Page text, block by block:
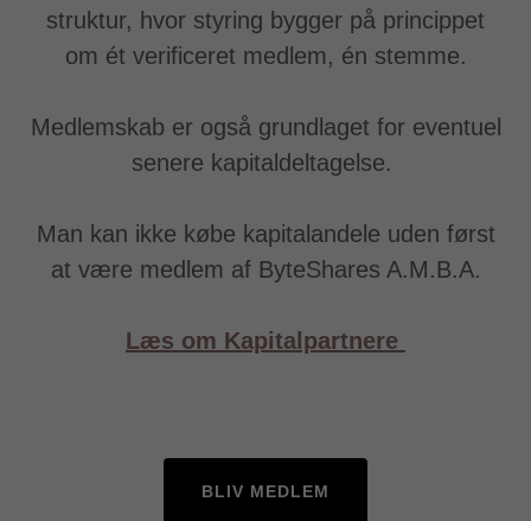
struktur, hvor styring bygger på princippet
om ét verificeret medlem, én stemme.
Medlemskab er også grundlaget for eventuel
senere kapitaldeltagelse.
Man kan ikke købe kapitalandele uden først
at være medlem af ByteShares A.M.B.A.
Læs om Kapitalpartnere
BLIV MEDLEM